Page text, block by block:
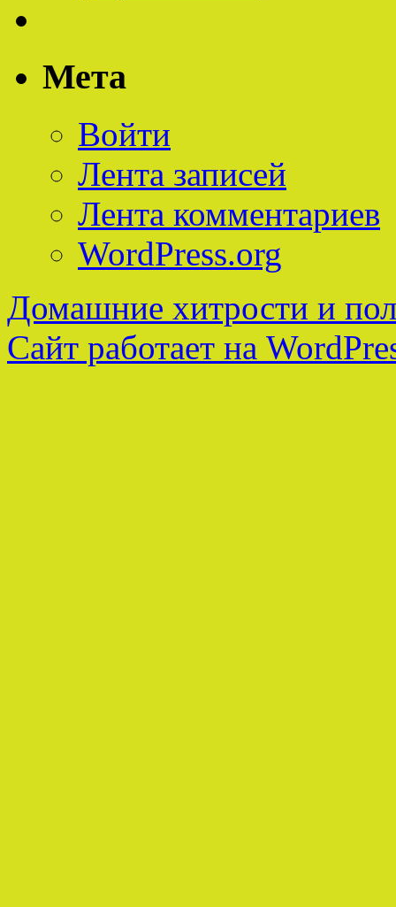
Мета
Войти
Лента записей
Лента комментариев
WordPress.org
Домашние хитрости и
Сайт работает на